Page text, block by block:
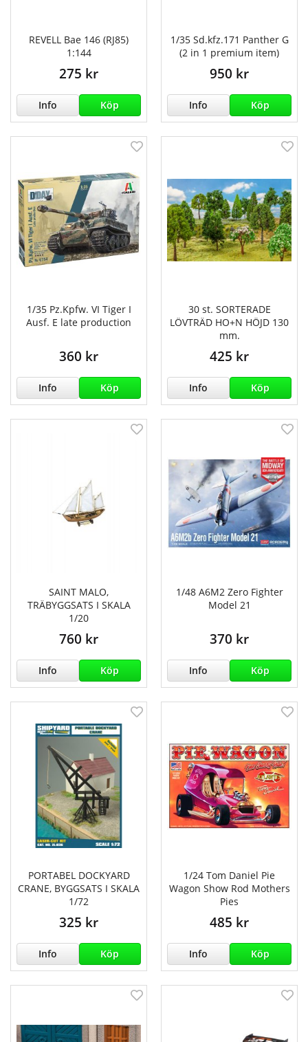
REVELL Bae 146 (RJ85)
1:144
275 kr
Info Köp
1/35 Sd.kfz.171 Panther G
(2 in 1 premium item)
950 kr
Info Köp
1/35 Pz.Kpfw. VI Tiger I
Ausf. E late production
360 kr
Info Köp
30 st. SORTERADE
LÖVTRÄD HO+N HÖJD 130
mm.
425 kr
Info Köp
SAINT MALO,
TRÄBYGGSATS I SKALA
1/20
760 kr
Info Köp
1/48 A6M2 Zero Fighter
Model 21
370 kr
Info Köp
PORTABEL DOCKYARD
CRANE, BYGGSATS I SKALA
1/72
325 kr
Info Köp
1/24 Tom Daniel Pie
Wagon Show Rod Mothers
Pies
485 kr
Info Köp